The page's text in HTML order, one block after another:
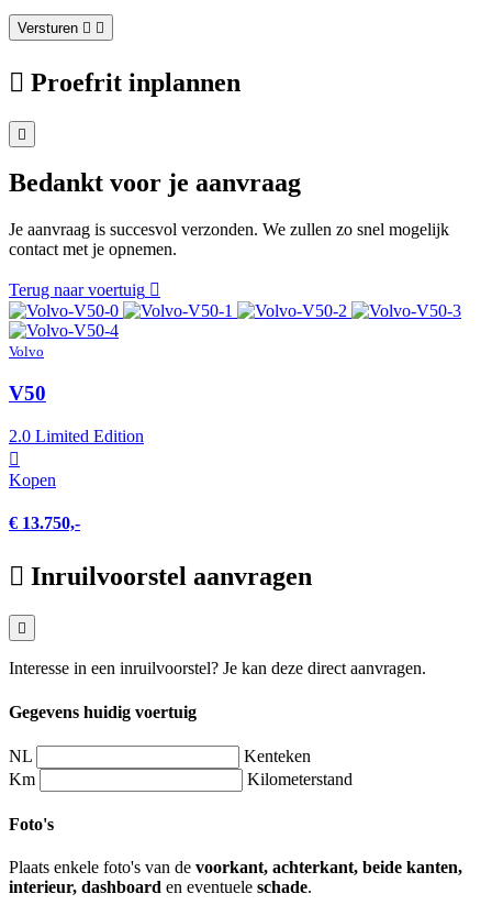
Versturen
Proefrit inplannen
Bedankt voor je aanvraag
Je aanvraag is succesvol verzonden. We zullen zo snel mogelijk
contact met je opnemen.
Terug naar voertuig
Volvo
V50
2.0 Limited Edition
Kopen
€ 13.750,-
Inruilvoorstel aanvragen
Interesse in een inruilvoorstel? Je kan deze direct aanvragen.
Gegevens huidig voertuig
NL
Kenteken
Km
Kilometerstand
Foto's
Plaats enkele foto's van de voorkant, achterkant, beide kanten,
interieur, dashboard en eventuele schade.